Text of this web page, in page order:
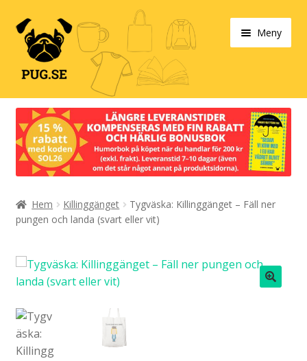
Hoppa
till
navigering
Hoppa
till
innehåll
Meny
Varukorg
Våra produkter
Designa själv!
Böcker
Info/villkor
Hem Killinggänget
Tygväska: Killinggänget – Fäll ner
pungen och landa (svart eller vit)